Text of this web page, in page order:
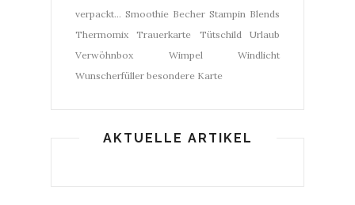
verpackt... Smoothie Becher Stampin Blends
Thermomix
Trauerkarte Tütschild
Urlaub
Verwöhnbox
Wimpel
Windlicht
Wunscherfüller besondere Karte
AKTUELLE ARTIKEL